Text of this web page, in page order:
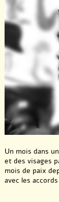
Un mois dans
et des visages
mois de paix
avec les